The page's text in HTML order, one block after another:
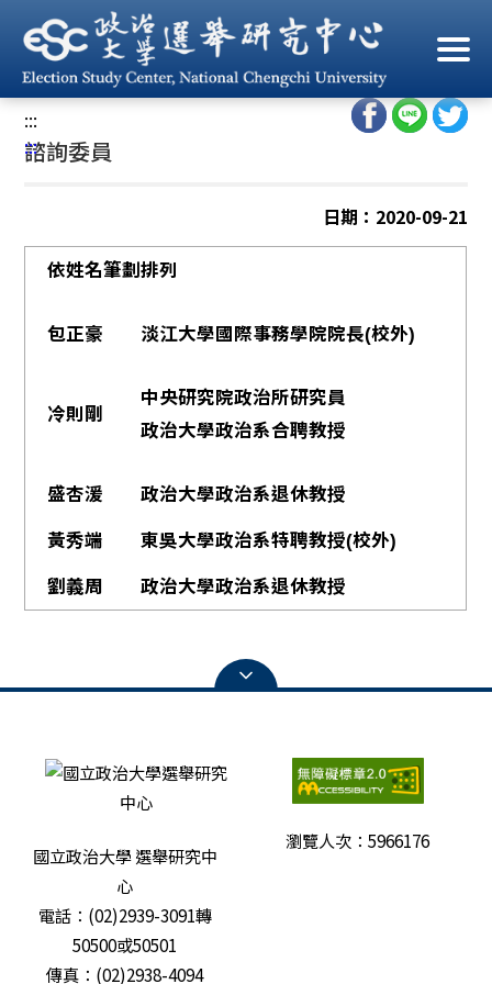
到
主
要
內
容
首頁/ 中心人員/ 諮詢委員
:::
:::
諮詢委員
日期：2020-09-21
依姓名筆劃排列
包正豪 淡江大學國際事務學院院長(校外)
冷則剛
中央研究院政治所研究員
政治大學政治系合聘教授
盛杏湲 政治大學政治系退休教授
黃秀端 東吳大學政治系特聘教授(校外)
劉義周 政治大學政治系退休教授
國立政治大學 選舉研究中
心
電話：(02)2939-3091轉
50500或50501
傳真：(02)2938-4094
瀏覽人次：5966176